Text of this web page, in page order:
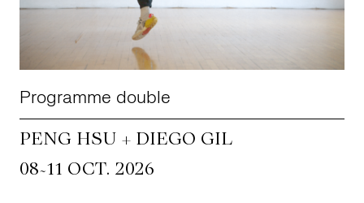
Programme double
PENG HSU + DIEGO GIL
08~11 OCT. 2026